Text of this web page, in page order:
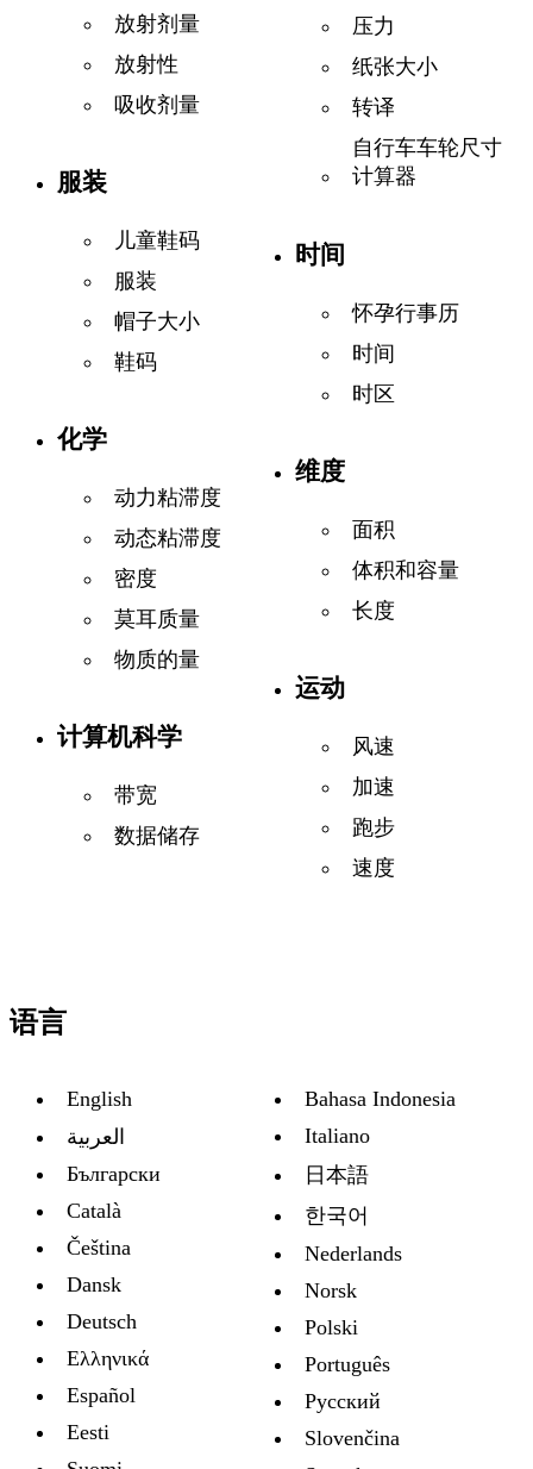
放射剂量
放射性
吸收剂量
服装
儿童鞋码
服装
帽子大小
鞋码
化学
动力粘滞度
动态粘滞度
密度
莫耳质量
物质的量
计算机科学
带宽
数据储存
压力
纸张大小
转译
自行车车轮尺寸
计算器
时间
怀孕行事历
时间
时区
维度
面积
体积和容量
长度
运动
风速
加速
跑步
速度
语言
English
العربية
Български
Català
Čeština
Dansk
Deutsch
Ελληνικά
Español
Eesti
Bahasa Indonesia
Italiano
日本語
한국어
Nederlands
Norsk
Polski
Português
Русский
Slovenčina